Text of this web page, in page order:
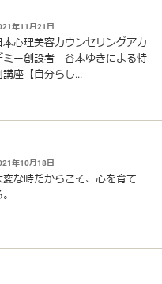
年11月21日
本心理美容カウンセリングアカ
ミー創設者 谷本ゆきによる特
講座【自分らし...
年10月18日
変な時だからこそ、心を育て